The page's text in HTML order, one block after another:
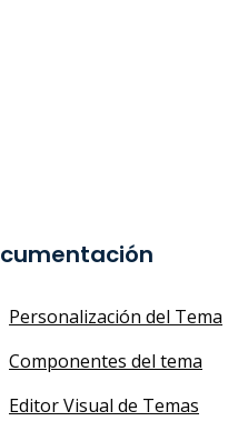
Personalización del Tema
Componentes del tema
Editor Visual de Temas